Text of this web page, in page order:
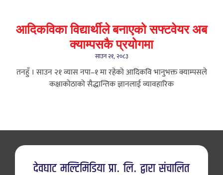
आदिकविका विद्यार्थीले बनाएको सफ्टवेयर अब
क्याम्पसकै प्रयोगमा
साउन २१, २०८३
तनहुँ । साउन २१ ​व्यास नपा–१ मा रहेको आदिकवि भानुभक्त क्याम्पसले
कक्षाकोठाको सैद्धान्तिक ज्ञानलाई व्यावहारिक
देवघाट मल्टिमिडिया प्रा. लि. द्वारा संचालित